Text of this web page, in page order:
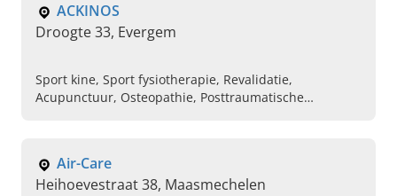
ACKINOS
Droogte 33, Evergem
Sport kine, Sport fysiotherapie, Revalidatie,
Acupunctuur, Osteopathie, Posttraumatische
Air-Care
Heihoevestraat 38, Maasmechelen